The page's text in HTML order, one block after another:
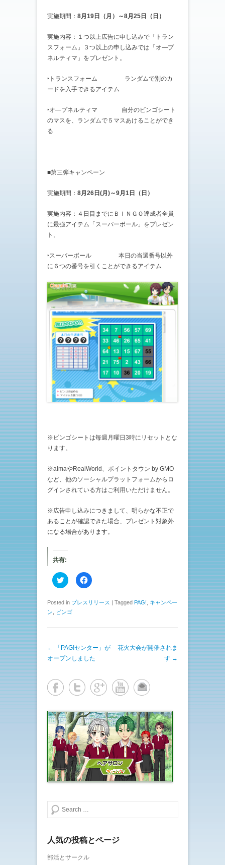
実施期間： 8月19日（月）～8月25日（日）
実施内容：１つ以上広告に申し込みで「トラン
スフォーム」３つ以上の申し込みでは「オ―プ
ネルティマ」をプレゼント。
‣トランスフォーム ランダムで別のカ
ードを入手できるアイテム
‣オ―プネルティマ 自分のビンゴシート
のマスを、ランダムで５マスあけることができ
る
■第三弾キャンペーン
実施期間： 8月26日(月)～9月1日（日）
実施内容：４日目までにＢＩＮＧＯ達成者全員
に最強アイテム「スーパーボール」をプレゼン
ト。
‣スーパーボール 本日の当選番号以外
に６つの番号を引くことができるアイテム
※ビンゴシートは毎週月曜日3時にリセットとな
ります。
※aimaやRealWorld、ポイントタウン by GMO
など、他のソーシャルプラットフォームからロ
グインされている方はご利用いただけません。
※広告申し込みにつきまして、明らかな不正で
あることが確認できた場合、プレゼント対象外
になる場合があります。
共有:
ク
リ
し
て
T
i
e
r
で
共
新
し
い
ン
ド
ウ
で
開
き
ま
す
)
F
a
b
で
す
る
に
は
ッ
ク
し
だ
さ
い
(
新
し
い
ウ
ィ
ン
ド
ウ
で
ま
Posted in プレスリリース Tagged PAG!
キャンペー
ン
ビンゴ
投稿ナビゲーション
←
「PAG!センター」が
オープンしました
花火大会が開催されま
す →
検索する
人気の投稿とページ
部活とサークル